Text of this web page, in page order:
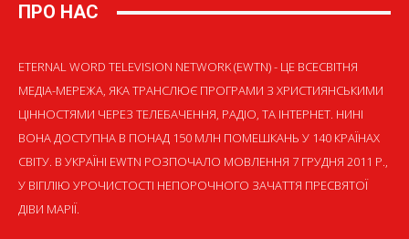
ПРО НАС
ETERNAL WORD TELEVISION NETWORK (EWTN) - ЦЕ ВСЕСВІТНЯ
МЕДІА-МЕРЕЖА, ЯКА ТРАНСЛЮЄ ПРОГРАМИ З ХРИСТИЯНСЬКИМИ
ЦІННОСТЯМИ ЧЕРЕЗ ТЕЛЕБАЧЕННЯ, РАДІО, ТА ІНТЕРНЕТ. НИНІ
ВОНА ДОСТУПНА В ПОНАД 150 МЛН ПОМЕШКАНЬ У 140 КРАЇНАХ
СВІТУ. В УКРАЇНІ EWTN РОЗПОЧАЛО МОВЛЕННЯ 7 ГРУДНЯ 2011 Р.,
У ВІГІЛІЮ УРОЧИСТОСТІ НЕПОРОЧНОГО ЗАЧАТТЯ ПРЕСВЯТОЇ
ДІВИ МАРІЇ.